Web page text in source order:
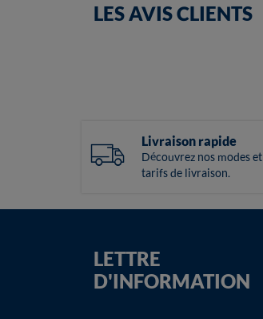
LES AVIS CLIENTS
Livraison rapide
Découvrez nos modes et
tarifs de livraison.
LETTRE
D'INFORMATION